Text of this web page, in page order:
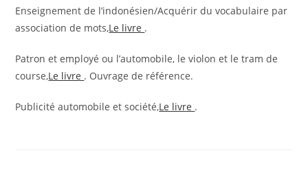
Enseignement de l’indonésien/Acquérir du vocabulaire par
association de mots,Le livre .
Patron et employé ou l’automobile, le violon et le tram de
course,Le livre . Ouvrage de référence.
Publicité automobile et société,Le livre .